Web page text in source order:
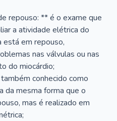
repouso: ** é o exame que
a atividade elétrica do
está em repouso,
nas válvulas ou nas
do miocárdio;
também conhecido como
da mesma forma que o
mas é realizado em